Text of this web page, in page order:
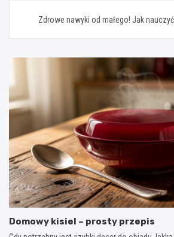
Zdrowe nawyki od małego! Jak
Domowy kisiel – prosty przepis